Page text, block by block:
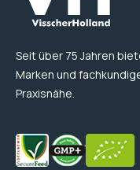
Seit über 75 Jahren
Marken und
Praxisnähe.